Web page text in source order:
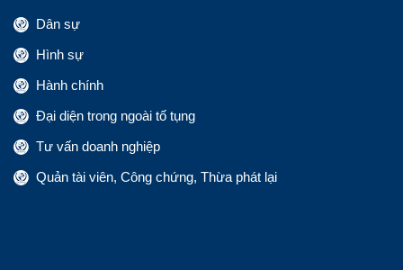
Dân sự
Hình sự
Hành chính
Đại diện trong ngoài tố tụng
Tư vấn doanh nghiệp
Quản tài viên, Công chứng, Thừa phát lại